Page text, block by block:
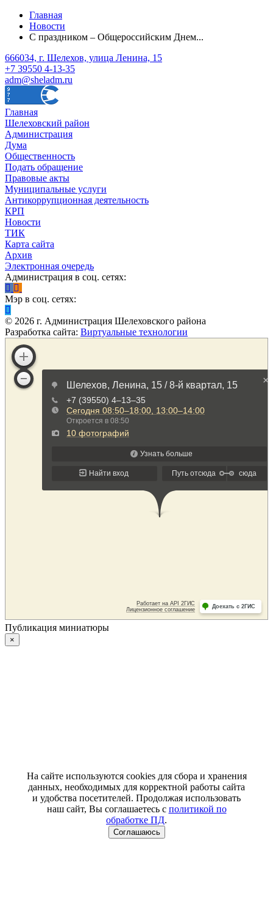
Главная
Новости
C праздником – Общероссийским Днем...
666034, г. Шелехов, улица Ленина, 15
+7 39550 4-13-35
adm@sheladm.ru
Главная
Шелеховский район
Администрация
Дума
Общественность
Подать обращение
Правовые акты
Муниципальные услуги
Антикоррупционная деятельность
КРП
Новости
ТИК
Карта сайта
Архив
Электронная очередь
Администрация в соц. сетях:
Мэр в соц. сетях:
© 2026 г. Администрация Шелеховского района
Разработка сайта: Виртуальные технологии
Публикация миниатюры
×
На сайте используются cookies для сбора и хранения
данных, необходимых для корректной работы сайта
и удобства посетителей. Продолжая использовать
наш сайт, Вы соглашаетесь с политикой по
обработке ПД.
Соглашаюсь